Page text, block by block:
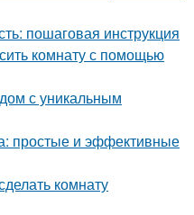
пошаговая инструкция
комнату с помощью
с уникальным
простые и эффективные
комнату